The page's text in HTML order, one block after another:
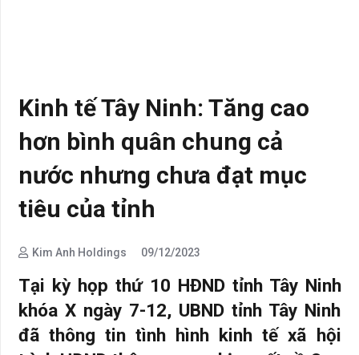
Kinh tế Tây Ninh: Tăng cao
hơn bình quân chung cả
nước nhưng chưa đạt mục
tiêu của tỉnh
Kim Anh Holdings 09/12/2023
Tại kỳ họp thứ 10 HĐND tỉnh Tây Ninh
khóa X ngày 7-12, UBND tỉnh Tây Ninh
đã thông tin tình hình kinh tế xã hội